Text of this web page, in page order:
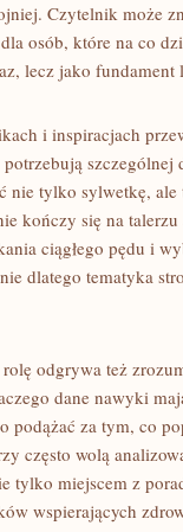
Czytelnik może
osób, które na co
lecz jako fundament
i inspiracjach
szczególnej
nie tylko sylwetkę,
kończy się na
ciągłego pędu i
dlatego tematyka
odgrywa też
dane nawyki
podążać za tym, co
często wolą
tylko miejscem z
wspierających